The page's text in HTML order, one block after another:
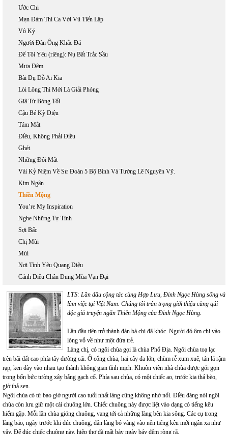
Ước Chi
Mạn Đàm Thi Ca Với Vũ Tiến Lập
Vô Ký
Người Đàn Ông Khắc Đá
Để Tôi Yêu (riêng): Nụ Bất Trắc Sầu
Mưa Đêm
Bài Dụ Dỗ Ai Kia
Lòi Lông Thì Mới Là Giải Phóng
Giã Từ Bóng Tối
Cậu Bé Kỳ Diệu
Tám Mắt
Điều, Không Phải Điều
Ghét
Những Đôi Mắt
Vài Kỷ Niệm Về Sư Đoàn 5 Bộ Binh Và Tướng Lê Nguyên Vỹ.
Kim Ngân
Thiền Mộng
You’re My Inspiration
Nghe Những Tự Tình
Sợi Bấc
Chị Mùi
Mùi
Nơi Tình Yêu Quang Diệu
Cánh Diều Chân Dung Mùa Vạn Đại
LTS: Lần đầu cộng tác cùng Hợp Lưu, Đinh Ngọc Hùng sống và
làm việc tại Việt Nam. Chúng tôi trân trọng giới thiệu cùng qúi
độc giả truyện ngắn Thiền Mộng của Đinh Ngọc Hùng.
Lần đầu tiên trở thành đàn bà chị đã khóc. Người đó ôm chị vào
lòng vỗ về như một đứa trẻ.
Làng chị, có ngôi chùa gọi là chùa Phổ Địa. Ngôi chùa toạ lạc
trên bãi đất cao phía tây đường cái. Ở cổng chùa, hai cây đa lớn, chùm rễ xum xuê, tán lá rậm
rạp, ken dày vào nhau tạo thành không gian tĩnh mịch. Khuôn viên nhà chùa được gói gọn
trong bốn bức tường xây bằng gạch cổ. Phía sau chùa, có một chiếc ao, trước kia thả bèo,
giờ thả sen.
Ngôi chùa có từ bao giờ người cao tuổi nhất làng cũng không nhớ nổi. Điều đáng nói ngôi
chùa còn lưu giữ một cái chuông lớn. Chiếc chuông này được liệt vào dạng có tiếng kêu
hiếm gặp. Mỗi lần chùa gióng chuông, vang tới cả những làng bên kia sông. Các cụ trong
làng bảo, ngày trước khi đúc chuông, dân làng bỏ vàng vào nên tiếng kêu mới ngân xa như
vậy. Để đúc chiếc chuông này, hiệp thợ đã mất bảy ngày bảy đêm ròng rã.